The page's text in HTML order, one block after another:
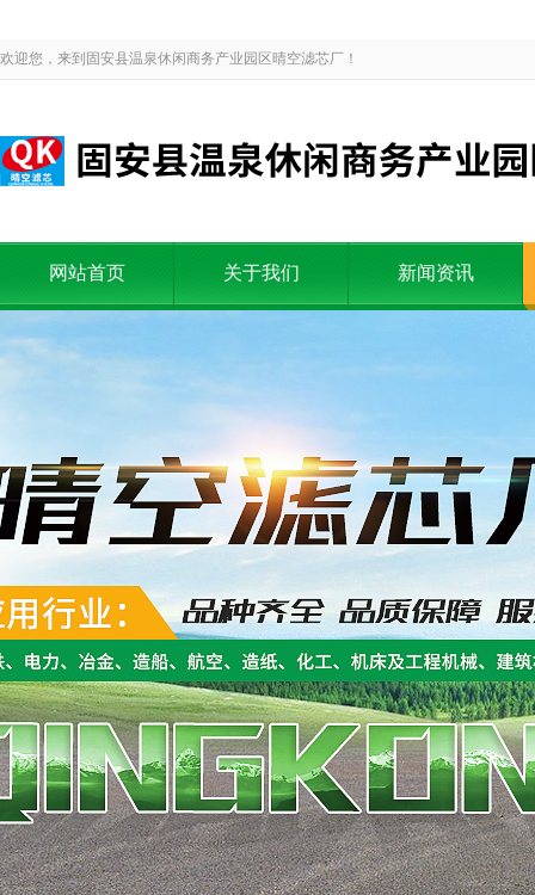
欢迎您，来到固安县温泉休闲商务产业园区晴空滤芯厂！
网站首页 关于我们 新闻资讯